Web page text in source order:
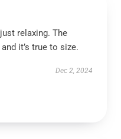
relaxing. The
it’s true to size.
Dec 2, 2024